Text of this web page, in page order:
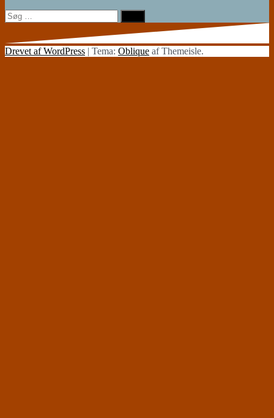
Søg
efter:
Drevet af WordPress | Tema: Oblique af Themeisle.